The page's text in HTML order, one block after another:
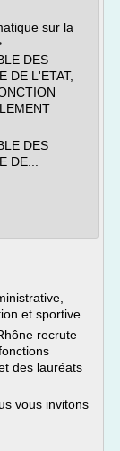
sur la
DES
DE L'ETAT,
DES
DE...
et sportive.
recrute
des lauréats
vous invitons